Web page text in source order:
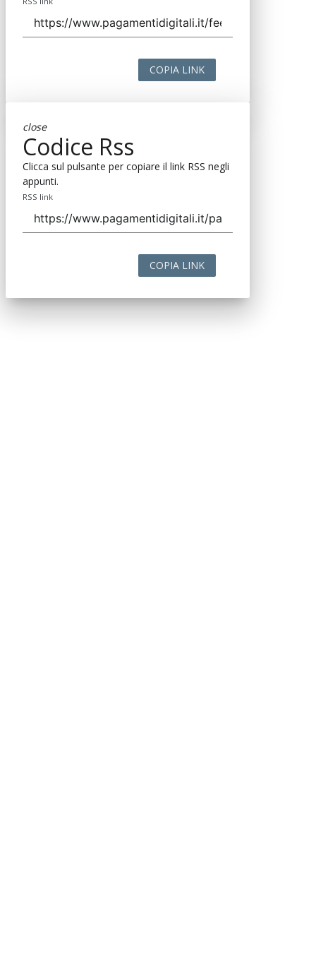
COPIA LINK
close
Codice Rss
Clicca sul pulsante per copiare il link RSS negli
appunti.
RSS link
COPIA LINK